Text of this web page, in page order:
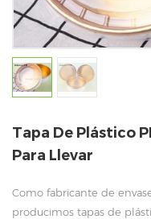
Tapa De Plástico
Para Llevar
Como fabricante de
producimos tapas de